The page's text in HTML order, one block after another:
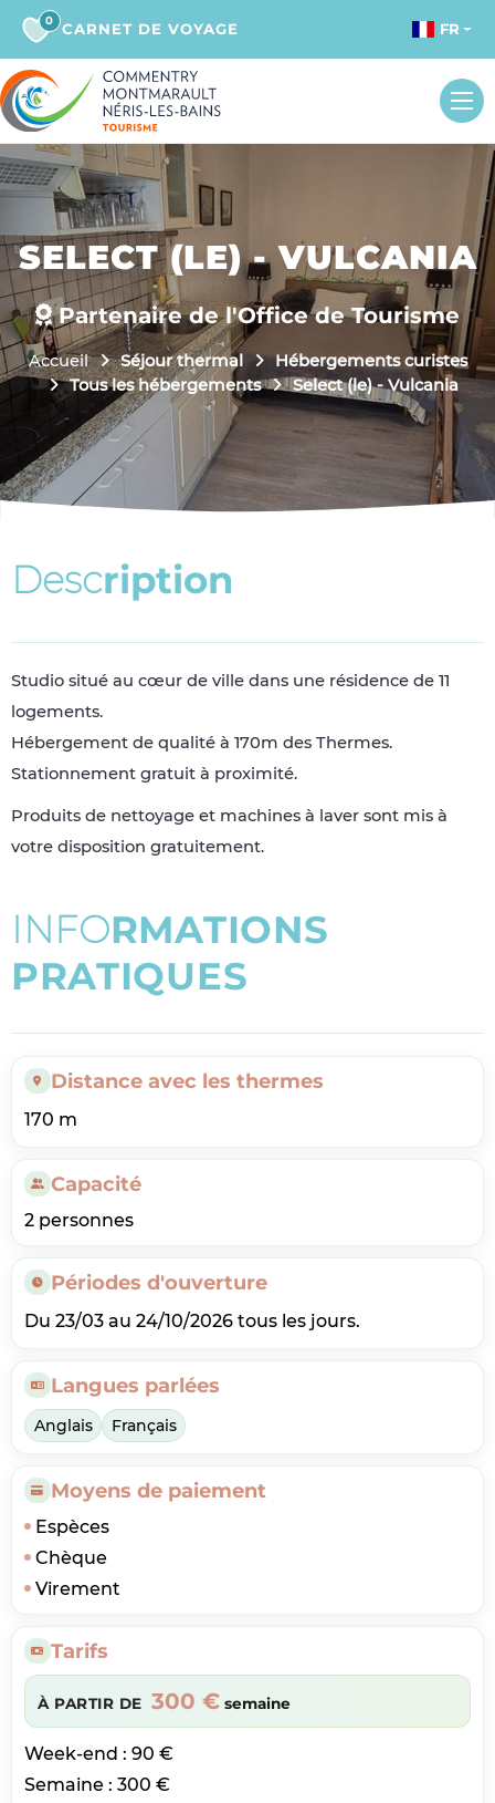
0 CARNET DE VOYAGE FR
SELECT (LE) - VULCANIA
Partenaire de l'Office de Tourisme
Accueil Séjour thermal
Hébergements curistes
Tous les hébergements
Select (le) - Vulcania
Description
Studio situé au cœur de ville dans une résidence de 11
logements.
Hébergement de qualité à 170m des Thermes.
Stationnement gratuit à proximité.
Produits de nettoyage et machines à laver sont mis à
votre disposition gratuitement.
INFORMATIONS
PRATIQUES
Distance avec les thermes
170 m
Capacité
2 personnes
Périodes d'ouverture
Du 23/03 au 24/10/2026 tous les jours.
Langues parlées
Anglais Français
Moyens de paiement
Espèces
Chèque
Virement
Tarifs
À PARTIR DE 300 € semaine
Week-end : 90 €
Semaine : 300 €